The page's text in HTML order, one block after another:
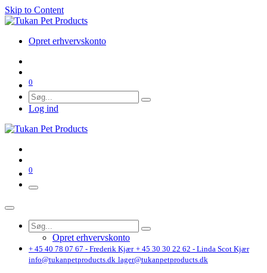
Skip to Content
Opret erhvervskonto
0
Log ind
0
Opret erhvervskonto
+ 45 40 78 07 67 - Frederik Kjær + 45 30 30 22 62 - Linda Scot Kjær
info@tukanpetproducts.dk lager@tukanpetproducts.dk